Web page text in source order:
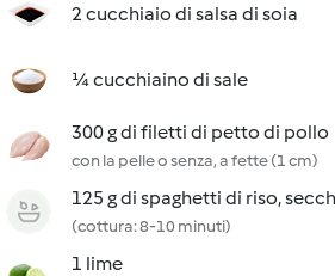
2 cucchiaio di salsa di soia
¼ cucchiaino di sale
300 g di filetti di petto di pollo
con la pelle o senza, a fette (1 cm)
125 g di spaghetti di riso,
(cottura: 8-10 minuti)
1 lime